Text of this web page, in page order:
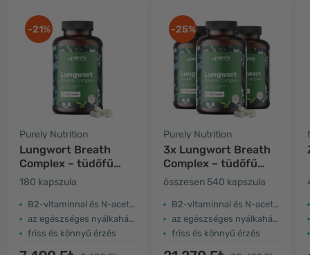
-21%
Purely Nutrition
Lungwort Breath
Complex – tüdőfű
kakukkfűvel és
eukaliptusszal
180 kapszula
B2-vitaminnal és N-acetil-L-ciszteinnel
az egészséges nyálkahártyákért
friss és könnyű érzés
-25%
Purely Nutrition
3x Lungwort Breath
Complex – tüdőfű
kakukkfűvel és
eukaliptusszal
összesen 540 kapszula
B2-vitaminnal és N-acetil-L-ciszteinnel
az egészséges nyálkahártyákért
friss és könnyű érzés